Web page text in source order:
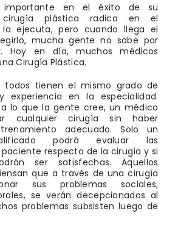
en el éxito de su
plástica radica en el
la ejecuta, pero cuando llega el
mucha gente no sabe por
Hoy en día, muchos médicos
Cirugía Plástica.
todos tienen el mismo grado de
experiencia en la especialidad.
lo que la gente cree, un médico
cualquier cirugía sin haber
adecuado. Solo un
podrá evaluar las
respecto de la cirugía y si
ser satisfechas. Aquellos
que a través de una cirugía
sus problemas sociales,
se verán decepcionados al
problemas subsisten luego de